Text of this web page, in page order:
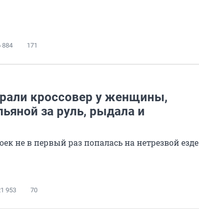
884 171
кроссовер у женщины,
за руль, рыдала и
не в первый раз попалась на нетрезвой езде
953 70